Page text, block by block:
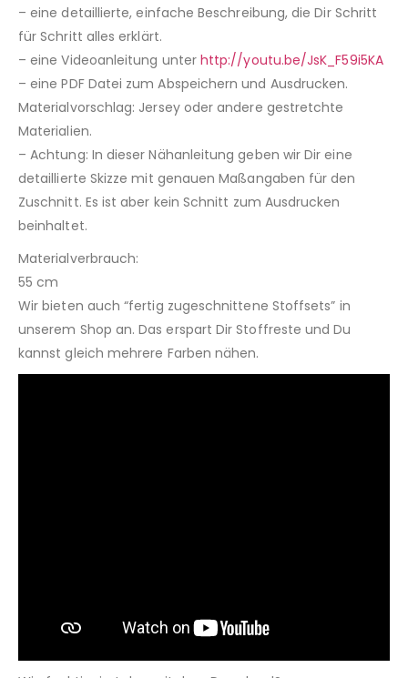
– eine detaillierte, einfache Beschreibung, die Dir Schritt
für Schritt alles erklärt.
– eine Videoanleitung unter http://youtu.be/JsK_F59i5KA
– eine PDF Datei zum Abspeichern und Ausdrucken.
Materialvorschlag: Jersey oder andere gestretchte
Materialien.
– Achtung: In dieser Nähanleitung geben wir Dir eine
detaillierte Skizze mit genauen Maßangaben für den
Zuschnitt. Es ist aber kein Schnitt zum Ausdrucken
beinhaltet.
Materialverbrauch:
55 cm
Wir bieten auch “fertig zugeschnittene Stoffsets” in
unserem Shop an. Das erspart Dir Stoffreste und Du
kannst gleich mehrere Farben nähen.